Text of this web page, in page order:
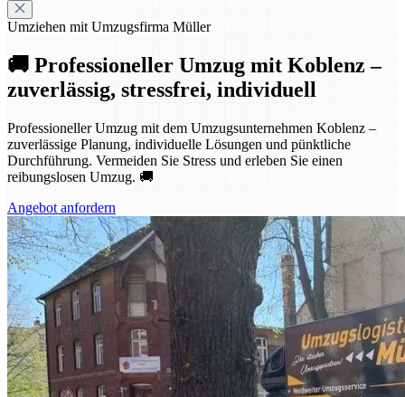
Umziehen mit Umzugsfirma Müller
🚚 Professioneller Umzug mit Koblenz –
zuverlässig, stressfrei, individuell
Professioneller Umzug mit dem Umzugsunternehmen Koblenz –
zuverlässige Planung, individuelle Lösungen und pünktliche
Durchführung. Vermeiden Sie Stress und erleben Sie einen
reibungslosen Umzug. 🚚
Angebot anfordern